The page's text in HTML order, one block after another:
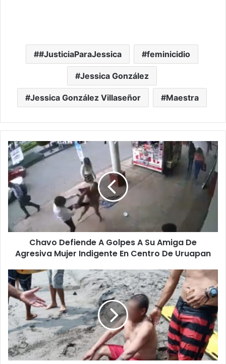
#JusticiaParaJessica feminicidio
Jessica González
Jessica González Villaseñor Maestra
Chavo
Defiende
A
Golpes
A
Su
Amiga
Agresiva
Indigente
Centro
De
Uruapan
Chavo Defiende A Golpes A Su Amiga De
Agresiva Mujer Indigente En Centro De Uruapan
#Michoacán
Salvan
A
Don
Poblano
De
Morir
Ahogado
En